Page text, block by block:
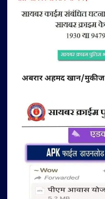
अबरार अहमद खान/मुकीज